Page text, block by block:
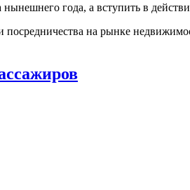
года, а вступить в
на рынке